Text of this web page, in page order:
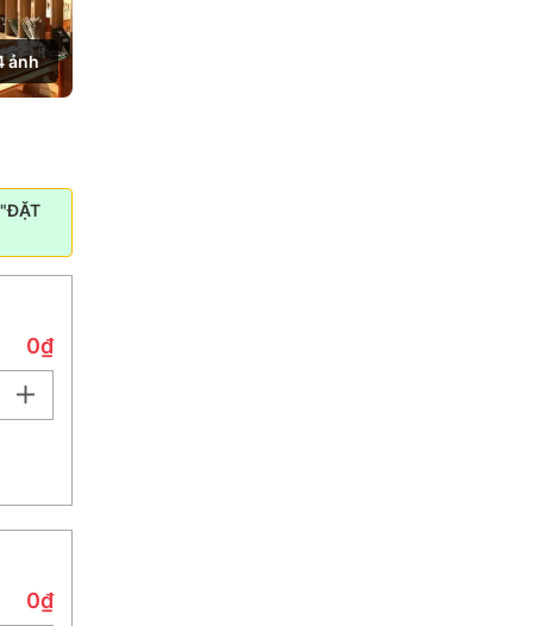
ảnh
"ĐẶT
0₫
0₫